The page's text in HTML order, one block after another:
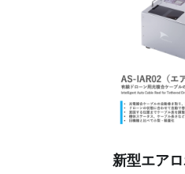
新型エア